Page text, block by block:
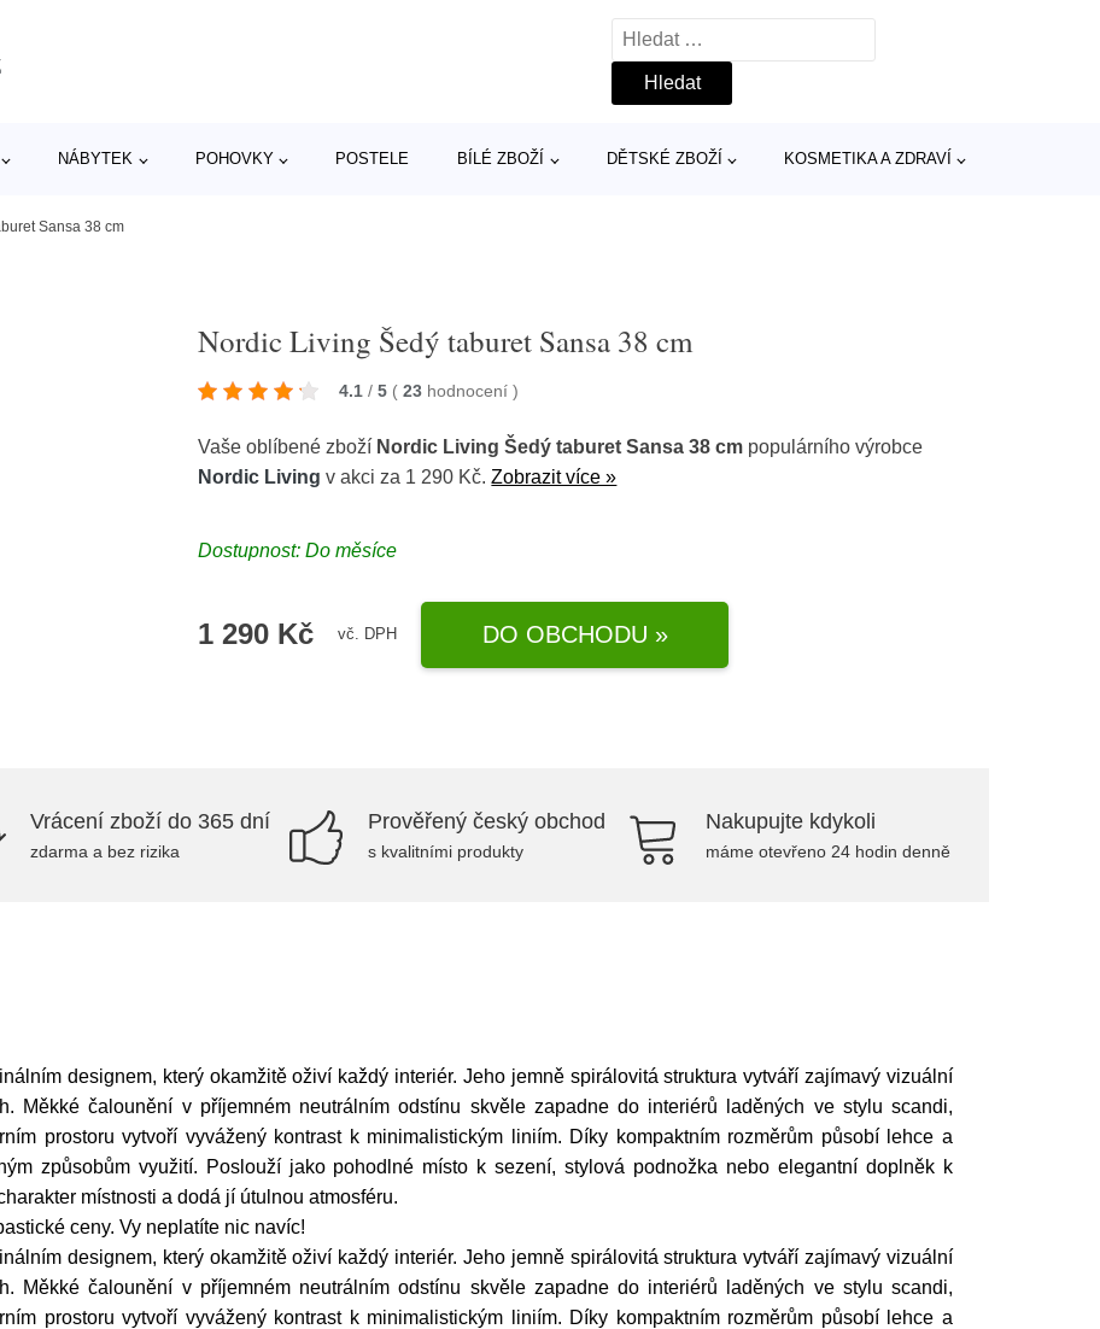
Vyhledávání
NÁBYTEK POHOVKY POSTELE BÍLÉ ZBOŽÍ DĚTSKÉ ZBOŽÍ KOSMETIKA A ZDRAVÍ
Sansa 38 cm
Nordic Living Šedý taburet Sansa 38 cm
4.1 / 5 ( 23 hodnocení)
Vaše oblíbené zboží Nordic Living Šedý taburet Sansa 38 cm populárního výrobce
Nordic Living v akci za 1 290 Kč.Zobrazit více »
Dostupnost: Do měsíce
1 290 Kč vč. DPH DO OBCHODU »
Vrácení zboží do 365 dní
zdarma a bez rizika
Prověřený český obchod
s kvalitními produkty
Nakupujte kdykoli
máme otevřeno 24 hodin denně
designem, který okamžitě oživí každý interiér. Jeho jemně spirálovitá struktura vytváří zajímavý vizuální
Měkké čalounění v příjemném neutrálním odstínu skvěle zapadne do interiérů laděných ve stylu scandi,
prostoru vytvoří vyvážený kontrast k minimalistickým liniím. Díky kompaktním rozměrům působí lehce a
způsobům využití. Poslouží jako pohodlné místo k sezení, stylová podnožka nebo elegantní doplněk k
místnosti a dodá jí útulnou atmosféru.
ceny. Vy neplatíte nic navíc!
designem, který okamžitě oživí každý interiér. Jeho jemně spirálovitá struktura vytváří zajímavý vizuální
Měkké čalounění v příjemném neutrálním odstínu skvěle zapadne do interiérů laděných ve stylu scandi,
prostoru vytvoří vyvážený kontrast k minimalistickým liniím. Díky kompaktním rozměrům působí lehce a